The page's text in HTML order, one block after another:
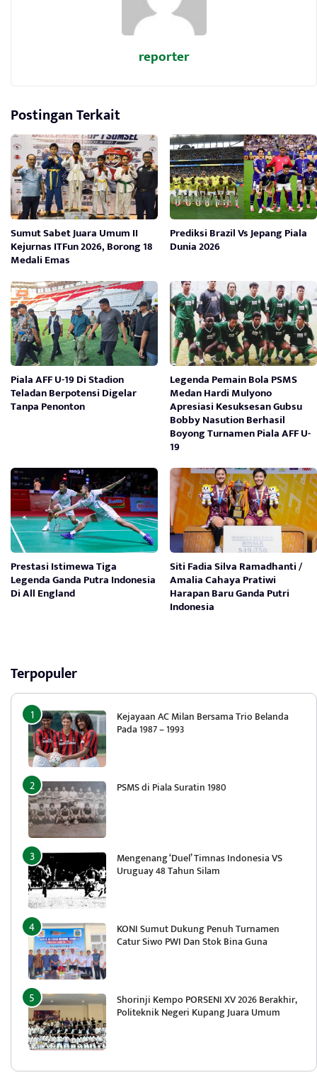
reporter
Postingan Terkait
Sumut Sabet Juara Umum II
Kejurnas ITFun 2026, Borong 18
Medali Emas
Prediksi Brazil Vs Jepang Piala
Dunia 2026
Piala AFF U-19 Di Stadion
Teladan Berpotensi Digelar
Tanpa Penonton
Legenda Pemain Bola PSMS
Medan Hardi Mulyono
Apresiasi Kesuksesan Gubsu
Bobby Nasution Berhasil
Boyong Turnamen Piala AFF U-
19
Prestasi Istimewa Tiga
Legenda Ganda Putra Indonesia
Di All England
Siti Fadia Silva Ramadhanti /
Amalia Cahaya Pratiwi
Harapan Baru Ganda Putri
Indonesia
Terpopuler
Kejayaan AC Milan Bersama Trio Belanda
Pada 1987 – 1993
PSMS di Piala Suratin 1980
Mengenang ‘Duel’ Timnas Indonesia VS
Uruguay 48 Tahun Silam
KONI Sumut Dukung Penuh Turnamen
Catur Siwo PWI Dan Stok Bina Guna
Shorinji Kempo PORSENI XV 2026 Berakhir,
Politeknik Negeri Kupang Juara Umum